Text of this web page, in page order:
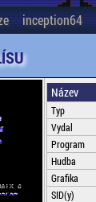
inception64
Název
Typ
Vydal
Program
Hudba
Grafika
SID(y)